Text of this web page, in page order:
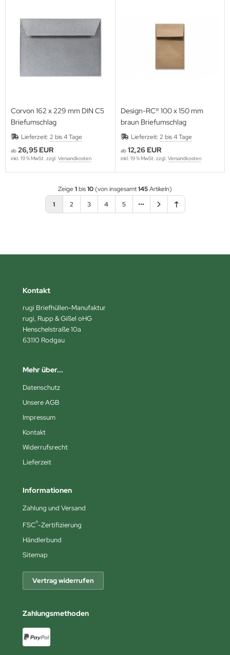
Corvon 162 x 229 mm DIN C5
Briefumschlag
Lieferzeit: 2 bis 4 Tage
ab 26,95 EUR
inkl. 19 % MwSt. zzgl. Versandkosten
Design-RC® 100 x 150 mm
braun Briefumschlag
Lieferzeit: 2 bis 4 Tage
ab 12,26 EUR
inkl. 19 % MwSt. zzgl. Versandkosten
Zeige1bis10(von insgesamt145Artikeln)
1
2 3 4 5
Kontakt
rugi Briefhüllen-Manufaktur
rugi, Rupp & Gißel oHG
Henschelstraße 10a
63110 Rodgau
Mehr über...
Datenschutz
Unsere AGB
Impressum
Kontakt
Widerrufsrecht
Lieferzeit
Informationen
Zahlung und Versand
FSC®-Zertifizierung
Händlerbund
Sitemap
Vertrag widerrufen
Zahlungsmethoden